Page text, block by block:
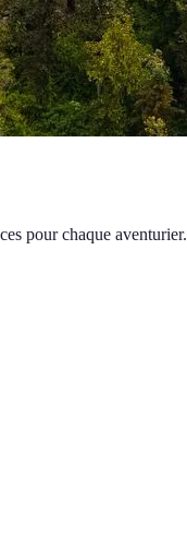
pour chaque aventurier.